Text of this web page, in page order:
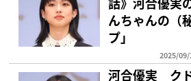
んちゃんの（
プ」
2025/09/
河合優実 ク